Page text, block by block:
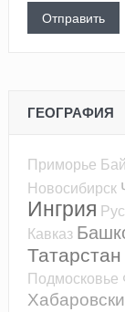
ГЕОГРАФИЯ
Приморье
Новосибирск
Ингрия
Кавказ
Татарстан
Подмосковье